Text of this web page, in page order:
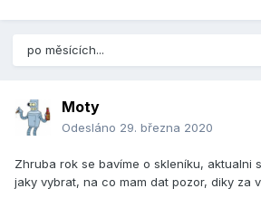
po měsících...
Moty
Odesláno 29. března 2020
Zhruba rok se bavíme o skleníku, aktualni
jaky vybrat, na co mam dat pozor, diky za